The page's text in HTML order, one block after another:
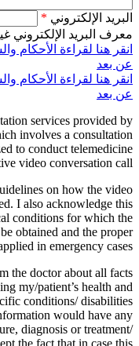
البريد الإلكتروني *
معرف البريد الإلكتروني
انقر هنا لقراءة الأحكام
عن بعد
انقر هنا لقراءة الأحكام
عن بعد
services provided by
involves a consultation
to conduct telemedicine
video conversation call.
on how the video
I also acknowledge this
conditions for which the
obtained and the proper
in emergency cases.
the doctor about all facts
my/patient’s health and
conditions/ disabilities
would have any
diagnosis or treatment/
the fact that in case this